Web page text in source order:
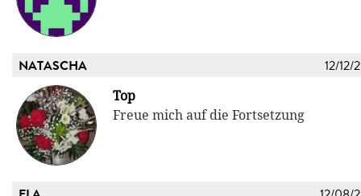
NATASCHA 12/12/
Top
Freue mich auf die Fortsetzung